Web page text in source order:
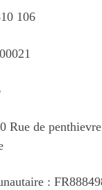
106
Rue de
: